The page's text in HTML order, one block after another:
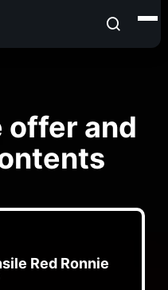
offer and
Red Ronnie